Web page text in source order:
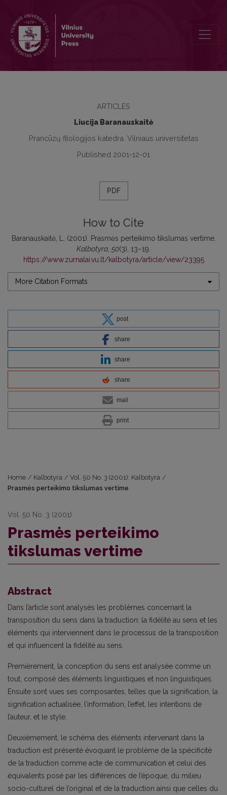
ARTICLES
Liucija Baranauskaitė
Prancūzų filologijos katedra. Vilniaus universitetas
Published 2001-12-01
PDF
How to Cite
Baranauskaitė, L. (2001). Prasmės perteikimo tikslumas vertime.
Kalbotyra 50(3), 13–19.
https://www.zurnalai.vu.lt/kalbotyra/article/view/23395
More Citation Formats
post
share
share
share
mail
print
Home / Kalbotyra / Vol. 50 No. 3 (2001): Kalbotyra /
Prasmės perteikimo tikslumas vertime
Vol. 50 No. 3 (2001)
Prasmės perteikimo
tikslumas vertime
Abstract
Dans l’article sont analysés les problèmes concernant la
transposition du sens dans la traduction: la fidélité au sens et les
éléments qui interviennent dans le processus de la transposition
et qui influencent la fidélité au sens.
Premièrement, la conception du sens est analysée comme un
tout, composé des éléments linguistiques et non linguistiques.
Ensuite sont vues ses composantes, telles que la signification, la
signification actualisée, l’information, l’effet, les intentions de
l’auteur, et le style.
Deuxièmement, le schéma des éléments intervenant dans la
traduction est présenté évoquant le problème de la spécificité
de la traduction comme acte de communication et celui des
équivalents posé par les différences de l’époque, du milieu
socio-culturel de l’original et de la traduction ainsi que celles du